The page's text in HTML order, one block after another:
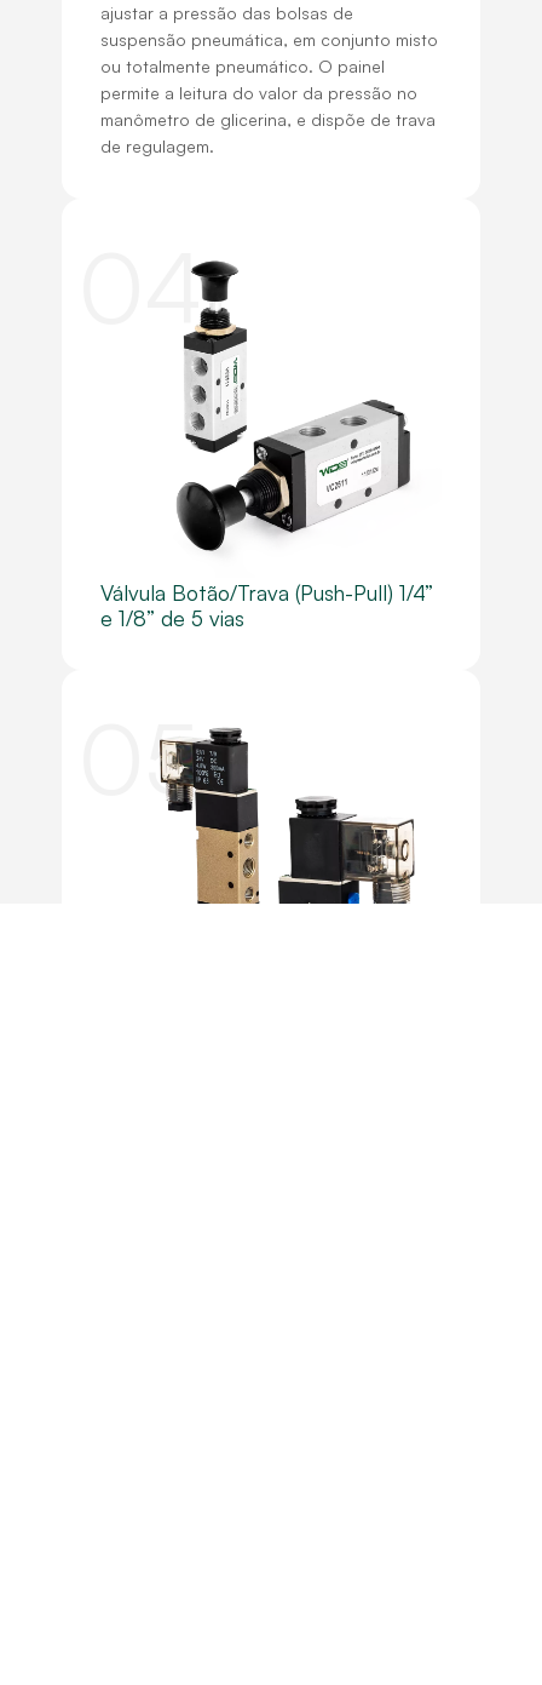
ajustar a pressão das bolsas de
suspensão pneumática, em conjunto misto
ou totalmente pneumático. O painel
permite a leitura do valor da pressão no
manômetro de glicerina, e dispõe de trava
de regulagem.
04
Válvula Botão/Trava (Push-Pull) 1/4”
e 1/8” de 5 vias
05